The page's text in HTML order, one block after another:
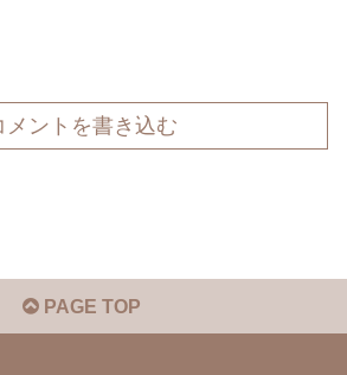
メントを書き込む
PAGE TOP